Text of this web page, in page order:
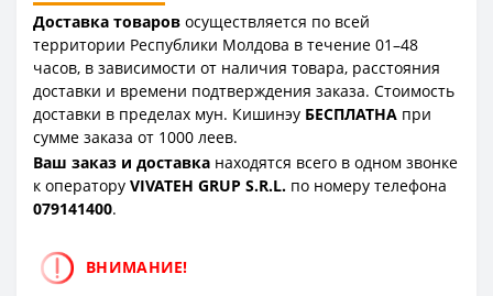
Доставка товаров осуществляется по всей
территории Республики Молдова в течение 01–48
часов, в зависимости от наличия товара, расстояния
доставки и времени подтверждения заказа. Стоимость
доставки в пределах мун. Кишинэу БЕСПЛАТНА при
сумме заказа от 1000 леев.
Ваш заказ и доставка находятся всего в одном звонке
к оператору VIVATEH GRUP S.R.L. по номеру телефона
079141400.
ВНИМАНИЕ!